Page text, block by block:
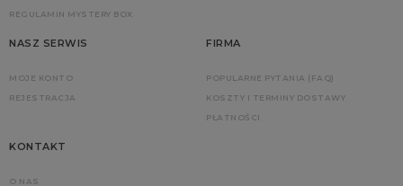
REGULAMIN MYSTERY BOX
NASZ SERWIS
MOJE KONTO
REJESTRACJA
FIRMA
POPULARNE PYTANIA (FAQ)
KOSZTY I TERMINY DOSTAWY
PŁATNOŚCI
KONTAKT
O NAS